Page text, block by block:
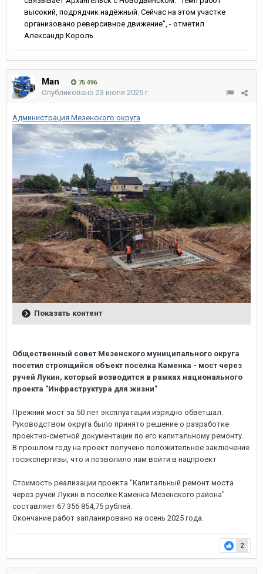
высокий, подрядчик надёжный. Сейчас на этом участке
организовано реверсивное движение", - отметил
Александр Король.
Man 75 496
Опубликовано 23 июля 2025 г.
Администрация Мезенского округа
Показать контент
Общественный совет Мезенского муниципального округа
посетил строящийся объект поселка Каменка - мост через
ручей Лукин, который возводится в рамках национального
проекта "Инфраструктура для жизни"
Прежний мост за 50 лет эксплуатации изрядно обветшал.
Руководством округа было принято решение о разработке
проектно-сметной документации по его капитальному ремонту.
В прошлом году на проект получено положительное заключение
госэкспертизы, что и позволило нам войти в нацпроект
Стоимость реализации проекта "Капитальный ремонт моста
через ручей Лукин в поселке Каменка Мезенского района"
составляет 67 356 854,75 рублей.
Окончание работ запланировано на осень 2025 года.
2